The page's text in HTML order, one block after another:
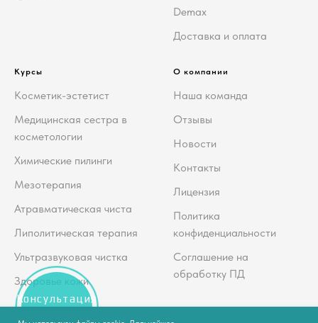
Demax
Доставка и оплата
Курсы
Косметик-эстетист
Медицинская сестра в
косметологии
Химические пилинги
Мезотерапия
Атравматическая чиста
Липолитическая терапия
Ультразвуковая чистка
Здоровье кожи
О компании
Наша команда
Отзывы
Новости
Контакты
Лицензия
Политика
конфиденциальности
Соглашение на
обработку ПД
Консультация